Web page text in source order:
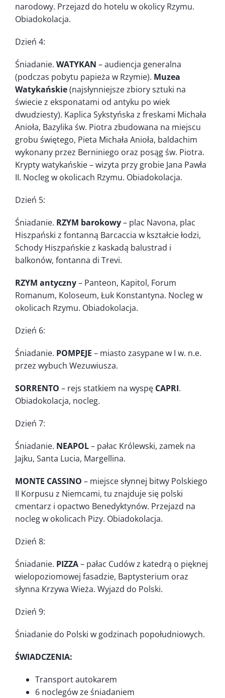
narodowy. Przejazd do hotelu w okolicy Rzymu.
Obiadokolacja.
Dzień 4:
Śniadanie. WATYKAN – audiencja generalna
(podczas pobytu papieża w Rzymie). Muzea
Watykańskie(najsłynniejsze zbiory sztuki na
świecie z eksponatami od antyku po wiek
dwudziesty). Kaplica Sykstyńska z freskami Michała
Anioła, Bazylika św. Piotra zbudowana na miejscu
grobu świętego, Pieta Michała Anioła, baldachim
wykonany przez Berniniego oraz posąg św. Piotra.
Krypty watykańskie – wizyta przy grobie Jana Pawła
II. Nocleg w okolicach Rzymu. Obiadokolacja.
Dzień 5:
Śniadanie. RZYM barokowy– plac Navona, plac
Hiszpański z fontanną Barcaccia w kształcie łodzi,
Schody Hiszpańskie z kaskadą balustrad i
balkonów, fontanna di Trevi.
RZYM antyczny– Panteon, Kapitol, Forum
Romanum, Koloseum, Łuk Konstantyna. Nocleg w
okolicach Rzymu. Obiadokolacja.
Dzień 6:
Śniadanie. POMPEJE – miasto zasypane w I w. n.e.
przez wybuch Wezuwiusza.
SORRENTO – rejs statkiem na wyspę CAPRI.
Obiadokolacja, nocleg.
Dzień 7:
Śniadanie. NEAPOL– pałac Królewski, zamek na
Jajku, Santa Lucia, Margellina.
MONTE CASSINO – miejsce słynnej bitwy Polskiego
II Korpusu z Niemcami, tu znajduje się polski
cmentarz i opactwo Benedyktynów. Przejazd na
nocleg w okolicach Pizy. Obiadokolacja.
Dzień 8:
Śniadanie. PIZZA– pałac Cudów z katedrą o pięknej
wielopoziomowej fasadzie, Baptysterium oraz
słynna Krzywa Wieża. Wyjazd do Polski.
Dzień 9:
Śniadanie do Polski w godzinach popołudniowych.
ŚWIADCZENIA:
Transport autokarem
6 noclegów ze śniadaniem